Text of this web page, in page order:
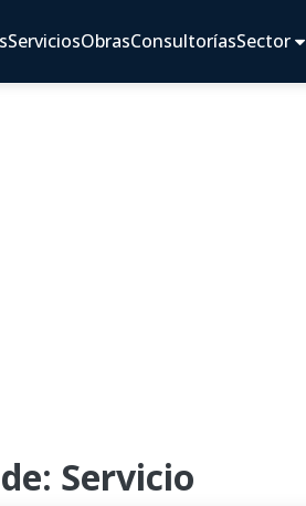
ServiciosObrasConsultoríasSector
Servicio